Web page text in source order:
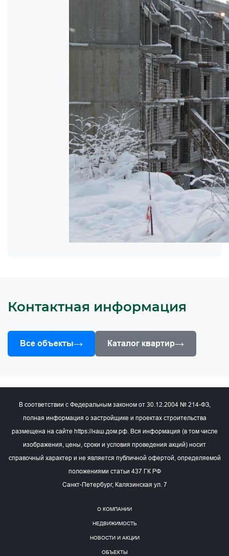
Контактная информация
Все объекты→ Каталог квартир→
В соответствии с Федеральным законом от 30.12.2004 № 214-ФЗ,
полная информация о застройщике и проектах строительства
размещена на сайте https://наш.дом.рф. Вся информация (в том числе
изображения, цены, сроки и условия проведения акций) носит
справочный характер и не является публичной офертой, определяемой
положениями статьи 437 ГК РФ
Санкт-Петербург, Калязинская ул. 7
О КОМПАНИИ
НЕДВИЖИМОСТЬ
НОВОСТИ И АКЦИИ
ОБЪЕКТЫ